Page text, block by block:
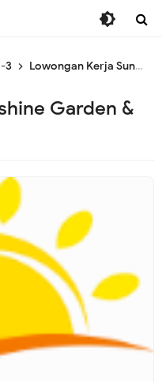
3 Lowongan Kerja Sunshine Garden & Nursery
Garden &